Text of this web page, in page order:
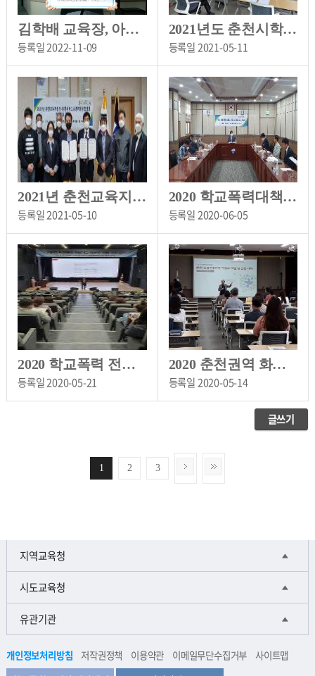
김학배 교육장, 아동폭력 근절(END Violence) 온라인 캠페인 동참
등록일2022-11-09
2021년도 춘천시학교운영위원장협의회
등록일2021-05-11
2021년 춘천교육지원청 청렴사회 협약 체결
등록일2021-05-10
2020 학교폭력대책심의위원회 소위원장 업무협의회
등록일2020-06-05
2020 학교폭력 전담기구 학부모 연수 실시
등록일2020-05-21
2020 춘천권역 화해분쟁조정지원단 연수 실시
등록일2020-05-14
글쓰기
1 2 3
지역교육청
시도교육청
유관기관
개인정보처리방침 저작권정책 이용약관 이메일무단수집거부
사이트맵